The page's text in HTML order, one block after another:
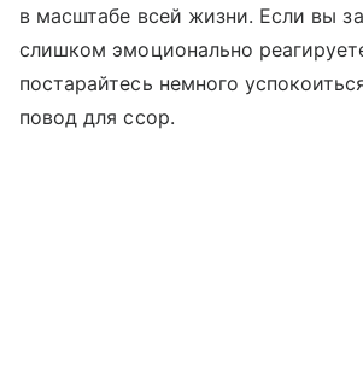
в масштабе всей жизни. Если вы
слишком эмоционально
постарайтесь немного
повод для ссор.